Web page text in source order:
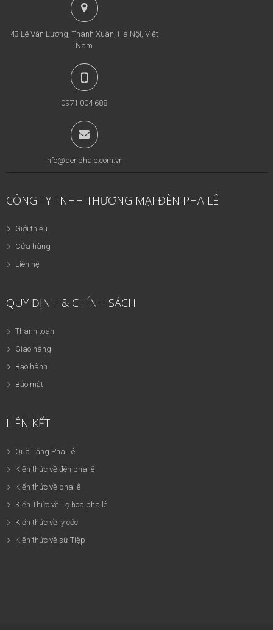
43 Lê Văn Lương, Thanh Xuân, Hà Nội, Việt
Nam
0971 004 688
info@denphale.com.vn
CÔNG TY TNHH THƯƠNG MẠI ĐÈN PHA LÊ
Giới thiệu
Cửa hàng
Liên hệ
QUY ĐỊNH & CHÍNH SÁCH
Thanh toán
Giao hàng
Bảo hành
Bảo mật
LIÊN KẾT
Quà Tặng Pha Lê
Kiến thức về đèn pha lê
Kiến thức về pha lê
Kiến Thức về Lọ hoa pha lê
Kiến thức về ly cốc
Kiến thức về sứ Tiệp